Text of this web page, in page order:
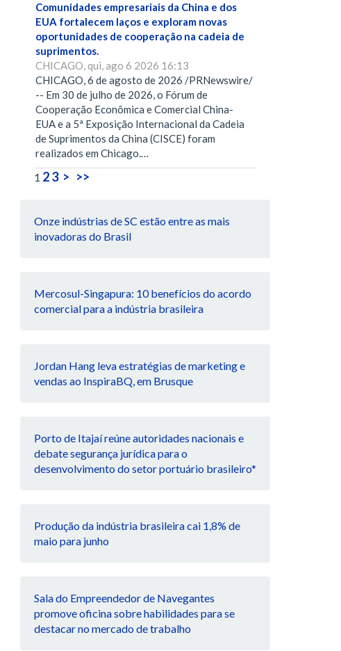
Comunidades empresariais da China e dos
EUA fortalecem laços e exploram novas
oportunidades de cooperação na cadeia de
suprimentos.
CHICAGO, qui, ago 6 2026 16:13
CHICAGO, 6 de agosto de 2026 /PRNewswire/
-- Em 30 de julho de 2026, o Fórum de
Cooperação Econômica e Comercial China-
EUA e a 5ª Exposição Internacional da Cadeia
de Suprimentos da China (CISCE) foram
realizados em Chicago.…
1 23 > >>
Onze indústrias de SC estão entre as mais
inovadoras do Brasil
Mercosul-Singapura: 10 benefícios do acordo
comercial para a indústria brasileira
Jordan Hang leva estratégias de marketing e
vendas ao InspiraBQ, em Brusque
Porto de Itajaí reúne autoridades nacionais e
debate segurança jurídica para o
desenvolvimento do setor portuário brasileiro*
Produção da indústria brasileira cai 1,8% de
maio para junho
Sala do Empreendedor de Navegantes
promove oficina sobre habilidades para se
destacar no mercado de trabalho